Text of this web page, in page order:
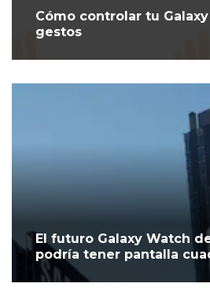
Cómo controlar tu
gestos
El futuro Galaxy Watch
podría tener pantalla